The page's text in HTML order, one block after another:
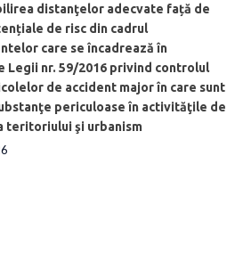
distanţelor adecvate față de
de risc din cadrul
care se încadrează în
Legii nr. 59/2016 privind controlul
de accident major în care sunt
periculoase în activităţile de
teritoriului şi urbanism